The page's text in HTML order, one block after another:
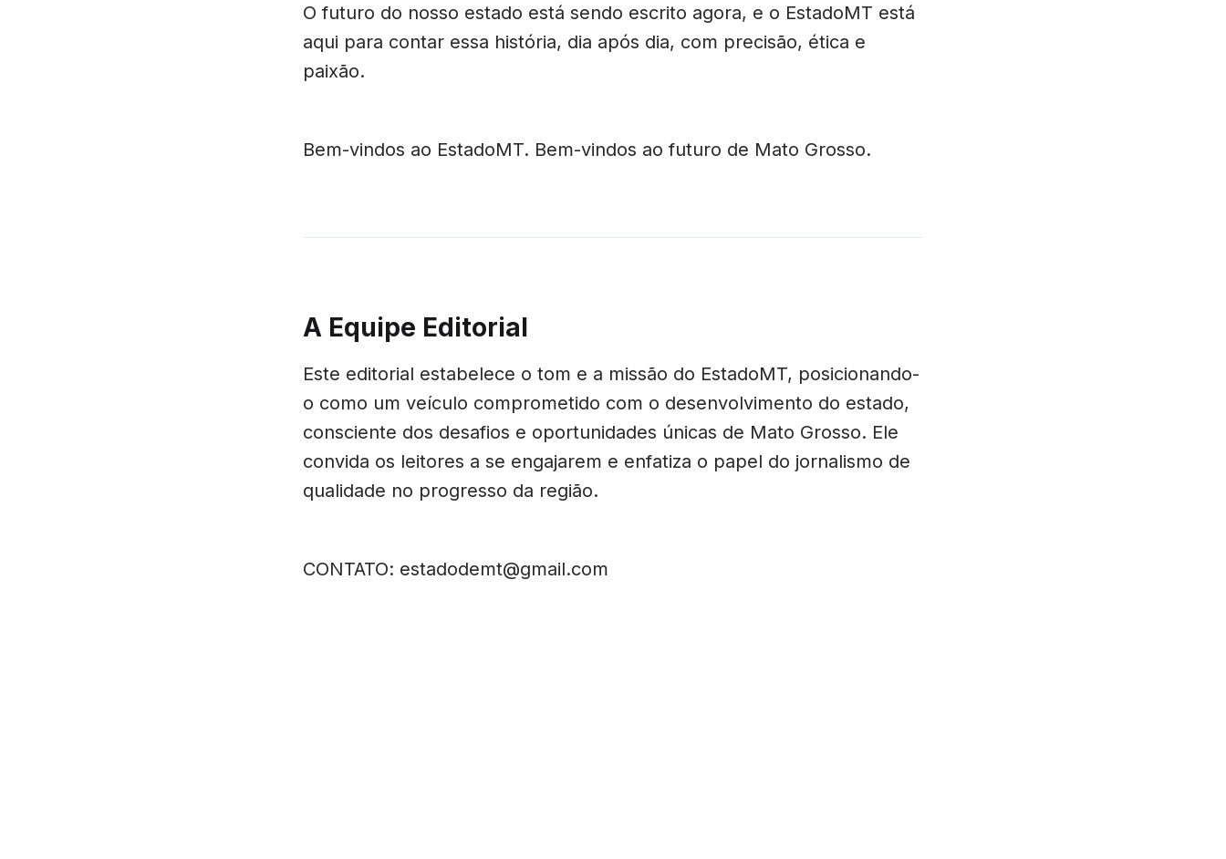
O futuro do nosso estado está sendo escrito agora, e o EstadoMT está
aqui para contar essa história, dia após dia, com precisão, ética e
paixão.
Bem-vindos ao EstadoMT. Bem-vindos ao futuro de Mato Grosso.
A Equipe Editorial
Este editorial estabelece o tom e a missão do EstadoMT, posicionando-
o como um veículo comprometido com o desenvolvimento do estado,
consciente dos desafios e oportunidades únicas de Mato Grosso. Ele
convida os leitores a se engajarem e enfatiza o papel do jornalismo de
qualidade no progresso da região.
CONTATO: estadodemt@gmail.com